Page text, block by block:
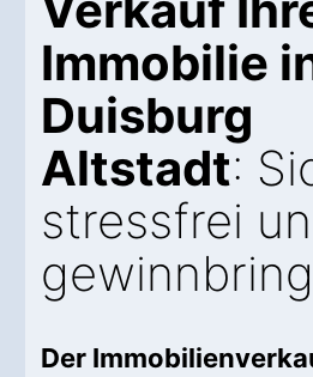
Immobilie
Duisburg
Altstadt:
stressfrei
Der